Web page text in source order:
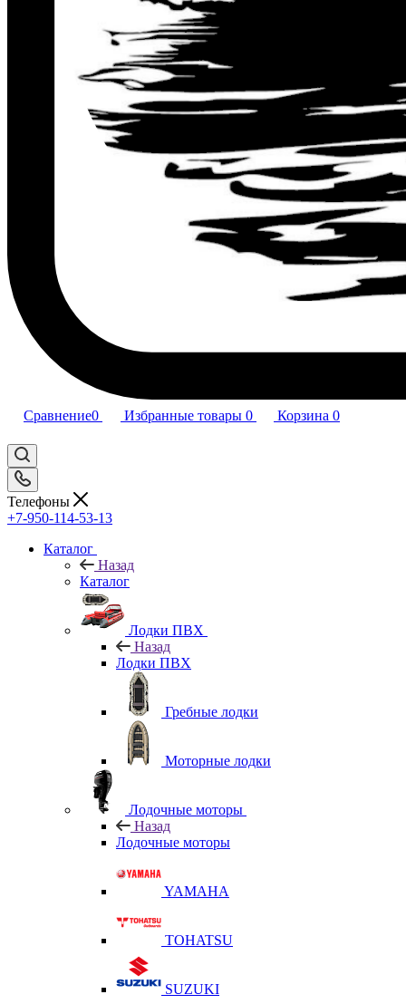
Сравнение0 Избранные товары 0 Корзина 0
Телефоны
+7-950-114-53-13
Каталог
Назад
Каталог
Лодки ПВХ
Назад
Лодки ПВХ
Гребные лодки
Моторные лодки
Лодочные моторы
Назад
Лодочные моторы
YAMAHA
TOHATSU
SUZUKI